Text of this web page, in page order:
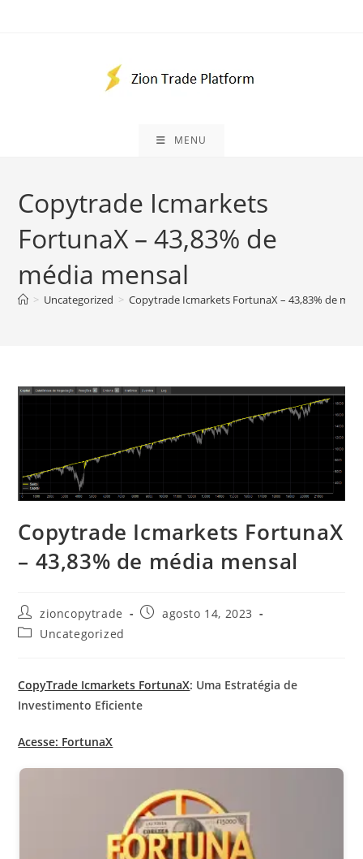
MENU
Copytrade Icmarkets
FortunaX – 43,83% de
média mensal
> Uncategorized > Copytrade Icmarkets FortunaX – 43,83% de
Copytrade Icmarkets FortunaX
– 43,83% de média mensal
Autor
do
post:
zioncopytrade
Postagosto 14, 2023
Categoria
Uncategorized
CopyTrade Icmarkets FortunaX: Uma Estratégia de
Investimento Eficiente
Acesse: FortunaX